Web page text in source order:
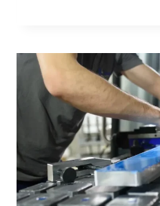
Y
INDUSTRIAL